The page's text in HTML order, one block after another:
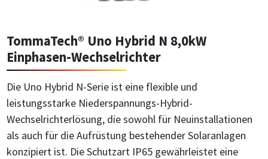
TommaTech® Uno Hybrid N 8,0kW
Einphasen-Wechselrichter
Die Uno Hybrid N-Serie ist eine flexible und
leistungsstarke Niederspannungs-Hybrid-
Wechselrichterlösung, die sowohl für Neuinstallationen
als auch für die Aufrüstung bestehender Solaranlagen
konzipiert ist. Die Schutzart IP65 gewährleistet eine